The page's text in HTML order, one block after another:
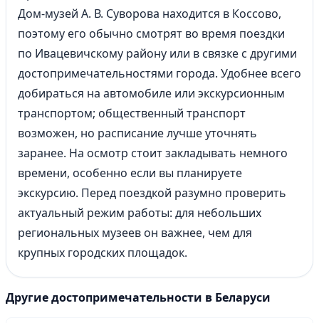
Дом-музей А. В. Суворова находится в Коссово,
поэтому его обычно смотрят во время поездки
по Ивацевичскому району или в связке с другими
достопримечательностями города. Удобнее всего
добираться на автомобиле или экскурсионным
транспортом; общественный транспорт
возможен, но расписание лучше уточнять
заранее. На осмотр стоит закладывать немного
времени, особенно если вы планируете
экскурсию. Перед поездкой разумно проверить
актуальный режим работы: для небольших
региональных музеев он важнее, чем для
крупных городских площадок.
Другие достопримечательности в Беларуси